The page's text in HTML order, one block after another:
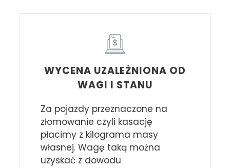
WYCENA UZALEŻNIONA OD
WAGI I STANU
Za pojazdy przeznaczone na
złomowanie czyli kasację
płacimy z kilograma masy
własnej. Wagę taką można
uzyskać z dowodu